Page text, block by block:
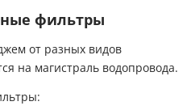
фильтры
от разных видов
на магистраль водопровода.